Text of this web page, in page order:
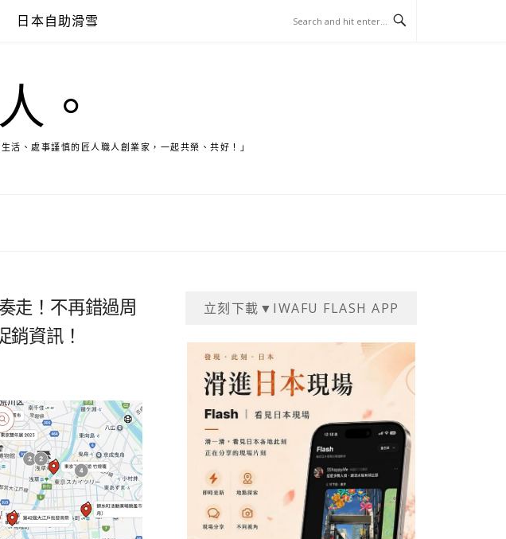
日本自助滑雪
。
活、處事謹慎的匠人職人創業家，一起共榮、共好！」
走！不再錯過周
銷資訊！
立刻下載▼IWAFU FLASH APP